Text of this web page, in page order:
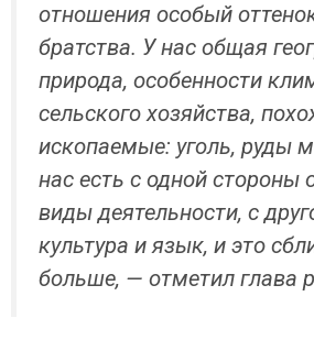
отношения особый
братства. У нас общая
природа, особенности
сельского хозяйства,
ископаемые: уголь, руды
нас есть с одной стороны
виды деятельности, с
культура и язык, и это
больше, — отметил глава